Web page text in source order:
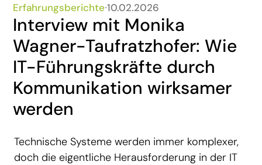
Erfahrungsberichte∙10.02.2026
Interview mit Monika
Wagner-Taufratzhofer: Wie
IT-Führungskräfte durch
Kommunikation wirksamer
werden
Technische Systeme werden immer komplexer,
doch die eigentliche Herausforderung in der IT